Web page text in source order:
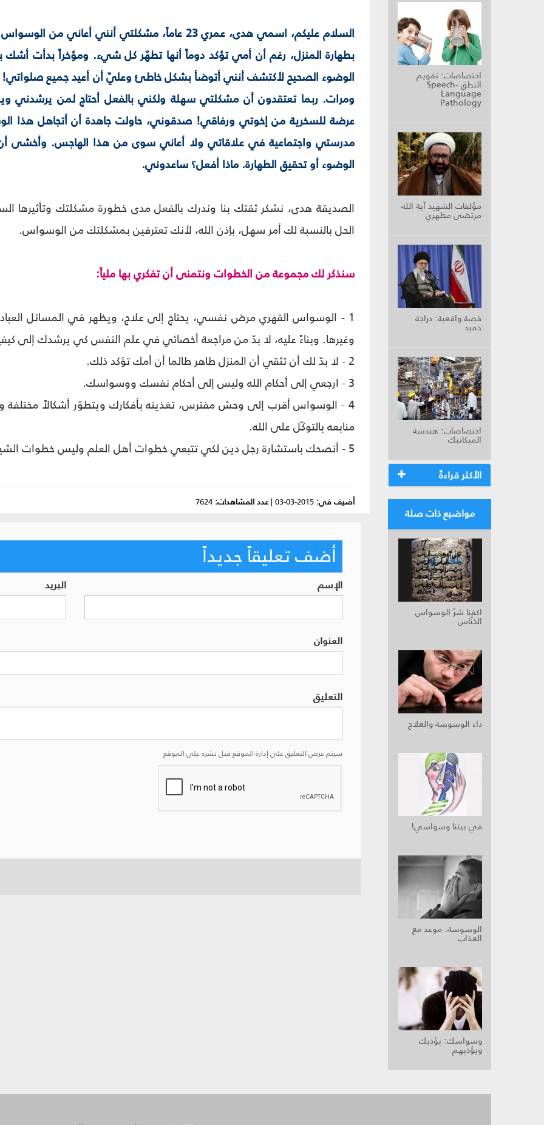
اختصاصات: تقويم
النطق Speech-
Language
Pathology
مؤلفات الشهيد آية الله
مرتضى مطهري
قصة واقعية: دراجة
حميد
اختصاصات: هندسة
الميكانيك
الأكثر قراءةً
مواضيع ذات صلة
اكفنا شرّ الوسواس
الخنّاس
داء الوسوسة والعلاج
في بيتنا وسواسي!
الوسوسة: موعد مع
العذاب
وسواسك: يؤذيك
ويؤذيهم
السلام عليكم، اسمي هدى، عمري 23 عاماً، مشكلتي أنني
بطهارة المنزل، رغم أن أمي تؤكد دوماً أنها تطهّر كل شيء. ومؤخراً بدأت
الوضوء الصحيح لأكتشف أنني أتوضأ بشكل خاطئ وعليّ أن أعيد جميع
ومرات. ربما تعتقدون أن مشكلتي سهلة ولكني بالفعل أحتاج لمن يرشدني
عرضة للسخرية من إخوتي ورفاقي! صدقوني، حاولت جاهدة أن أتجاهل هذا
مدرستي واجتماعية في علاقاتي ولا أعاني سوى من هذا الهاجس. وأخشى
الوضوء أو تحقيق الطهارة. ماذا أفعل؟ ساعدوني.
الصديقة هدى، نشكر ثقتك بنا وندرك بالفعل مدى خطورة مشكلتك وتأثيرها
الحل بالنسبة لك أمر سهل، بإذن الله، لأنك تعترفين بمشكلتك من الوسواس.
سنذكر لك مجموعة من الخطوات ونتمنى أن تفكري بها ملياً:
1 - الوسواس القهري مرض نفسي، يحتاج إلى علاج، ويظهر في المسائل
وغيرها. وبناءً عليه، لا بدّ من مراجعة أخصائي في علم النفس كي يرشدك إلى
2 - لا بدّ لك أن تثقي أن المنزل طاهر طالما أن أمك تؤكد ذلك.
3 - ارجعي إلى أحكام الله وليس إلى أحكام نفسك ووسواسك.
4 - الوسواس أقرب إلى وحش مفترس، تغذينه بأفكارك ويتطوّر أشكالاً
منابعه بالتوكّل على الله.
5 - أنصحك باستشارة رجل دين لكي تتبعي خطوات أهل العلم وليس خطوات الشيطان.
أضيف في: 2015-03-03
|عدد المشاهدات: 7624
أضف تعليقاً جديداً
الإسم البريد
العنوان
التعليق
سيتم عرض التعليق على إدارة الموقع قبل نشره على الموقع